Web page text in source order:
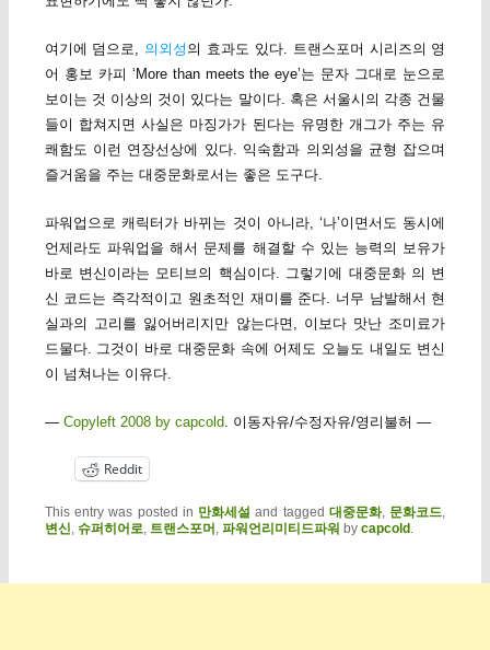
여기에 덤으로, 의외성 의 효과도 있다. 트랜스포머 시리즈의 영
어 홍보 카피 ‘More than meets the eye’는 문자 그대로 눈으로
보이는 것 이상의 것이 있다는 말이다. 혹은 서울시의 각종 건물
들이 합쳐지면 사실은 마징가가 된다는 유명한 개그가 주는 유
쾌함도 이런 연장선상에 있다. 익숙함과 의외성을 균형 잡으며
즐거움을 주는 대중문화로서는 좋은 도구다.
파워업으로 캐릭터가 바뀌는 것이 아니라, ‘나’이면서도 동시에
언제라도 파워업을 해서 문제를 해결할 수 있는 능력의 보유가
바로 변신이라는 모티브의 핵심이다. 그렇기에 대중문화 의 변
신 코드는 즉각적이고 원초적인 재미를 준다. 너무 남발해서 현
실과의 고리를 잃어버리지만 않는다면, 이보다 맛난 조미료가
드물다. 그것이 바로 대중문화 속에 어제도 오늘도 내일도 변신
이 넘쳐나는 이유다.
— Copyleft 2008 by capcold. 이동자유/수정자유/영리불허 —
Reddit
This entry was posted in 만화세설 and tagged대중문화,문화코드,
변신, 슈퍼히어로, 트랜스포머 , 파워언리미티드파워 by capcold .